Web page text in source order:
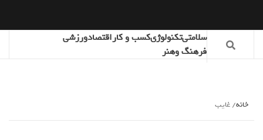
سلامتیتکنولوژیکسب و کاراقتصادورزشی
فرهنگ وهنر
خانه غایب